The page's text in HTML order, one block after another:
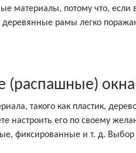
материалы, потому что, если
деревянные рамы легко
(распашные)
такого как пластик,
настроить его по своему
фиксированные и т. д. Выбор